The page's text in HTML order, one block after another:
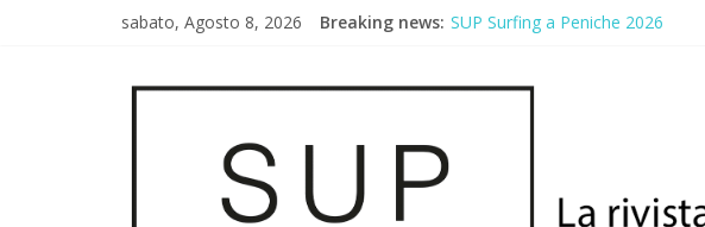
sabato, Agosto 8, 2026 Breaking news: SUP Surfing a Peniche 2026